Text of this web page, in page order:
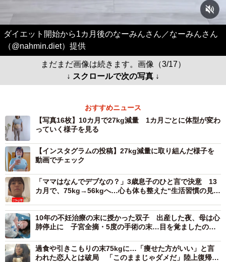
ダイエット開始から1カ月後のなーみんさん／なーみんさん
（@nahmin.diet）提供
まだまだ画像は続きます。画像（3/17）
↓ スクロールで次の写真 ↓
おすすめニュース
【写真16枚】10カ月で27kg減量 1カ月ごとに体型が変わ
っていく様子を見る
【インスタグラムの投稿】27kg減量に取り組んだ様子を
動画でチェック
「ママはなんでデブなの？」3歳息子のひと言で決意 13
カ月で、75kg→56kgへ…心も体も整えた“生活習慣の見直
10年の不妊治療の末に授かった双子 出産した夜、母は心
肺停止に 子宮全摘・5度の手術の末…目を覚ましたのは1
過食や引きこもりの末75kgに…「痩せた方がいい」と言
われた恋人とは破局 「このままじゃダメだ」陸上復帰目